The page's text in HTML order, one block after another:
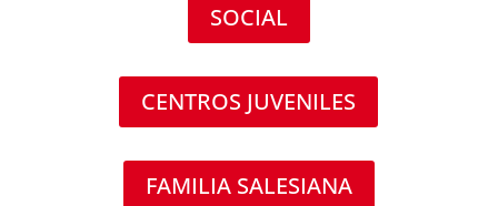
SOCIAL
CENTROS JUVENILES
FAMILIA SALESIANA